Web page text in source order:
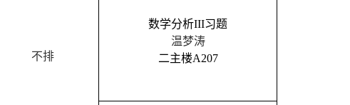
不排
数学分析III习题
温梦涛
二主楼A207